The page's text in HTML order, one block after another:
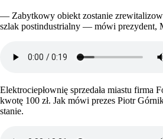
— Zabytkowy obiekt zostanie
szlak postindustrialny — mówi prezydent,
Elektrociepłownię sprzedała miastu firma
kwotę 100 zł. Jak mówi prezes Piotr
stanie.